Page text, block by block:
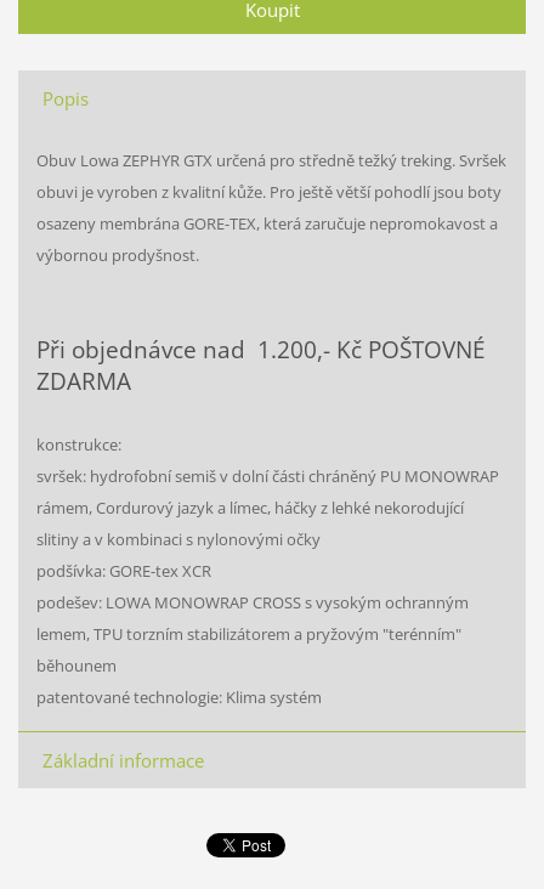
Popis
Obuv Lowa ZEPHYR GTX určená pro středně težký treking. Svršek
obuvi je vyroben z kvalitní kůže. Pro ještě větší pohodlí jsou boty
osazeny membrána GORE-TEX, která zaručuje nepromokavost a
výbornou prodyšnost.
Při objednávce nad 1.200,- Kč POŠTOVNÉ
ZDARMA
konstrukce:
svršek: hydrofobní semiš v dolní části chráněný PU MONOWRAP
rámem, Cordurový jazyk a límec, háčky z lehké nekorodující
slitiny a v kombinaci s nylonovými očky
podšívka: GORE-tex XCR
podešev: LOWA MONOWRAP CROSS s vysokým ochranným
lemem, TPU torzním stabilizátorem a pryžovým "terénním"
běhounem
patentované technologie: Klima systém
Základní informace